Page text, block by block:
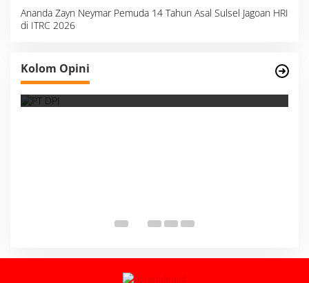
Ananda Zayn Neymar Pemuda 14 Tahun Asal Sulsel Jagoan HRI
di ITRC 2026
Kolom Opini
Membaca Realitas